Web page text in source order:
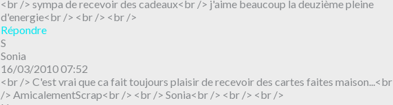
<br /> sympa de recevoir des cadeaux<br /> j'aime beaucoup la deuzième pleine
d'energie<br /> <br /> <br />
Répondre
S
Sonia
16/03/2010 07:52
<br /> C'est vrai que ca fait toujours plaisir de recevoir des cartes faites maison...<br
/> AmicalementScrap<br /> <br /> Sonia<br /> <br /> <br />